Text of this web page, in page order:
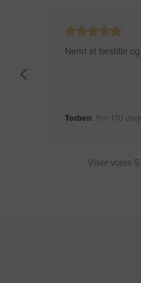
Nemt at bestille
Torben , For 170
Viser vores